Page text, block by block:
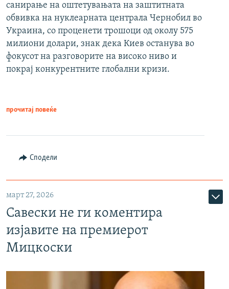
санирање на оштетувањата на заштитната
обвивка на нуклеарната централа Чернобил во
Украина, со проценети трошоци од околу 575
милиони долари, знак дека Киев останува во
фокусот на разговорите на високо ниво и
покрај конкурентните глобални кризи.
прочитај повеќе
Сподели
март 27, 2026
Савески не ги коментира
изјавите на премиерот
Мицкоски